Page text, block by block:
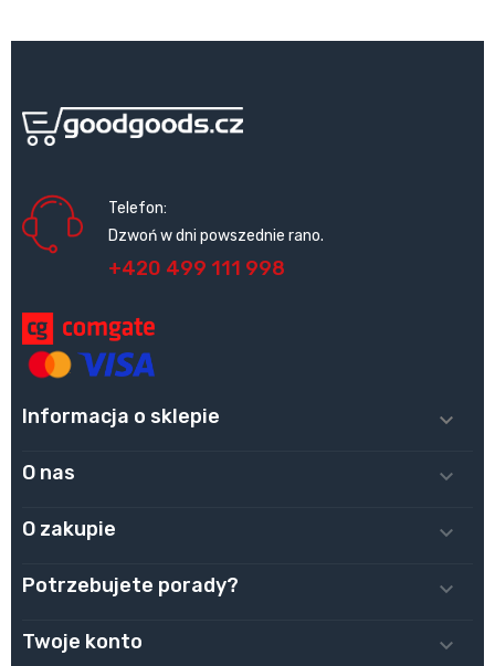
Telefon:
Dzwoń w dni powszednie rano.
+420 499 111 998
Informacja o sklepie 
O nas 
O zakupie 
Potrzebujete porady? 
Twoje konto 